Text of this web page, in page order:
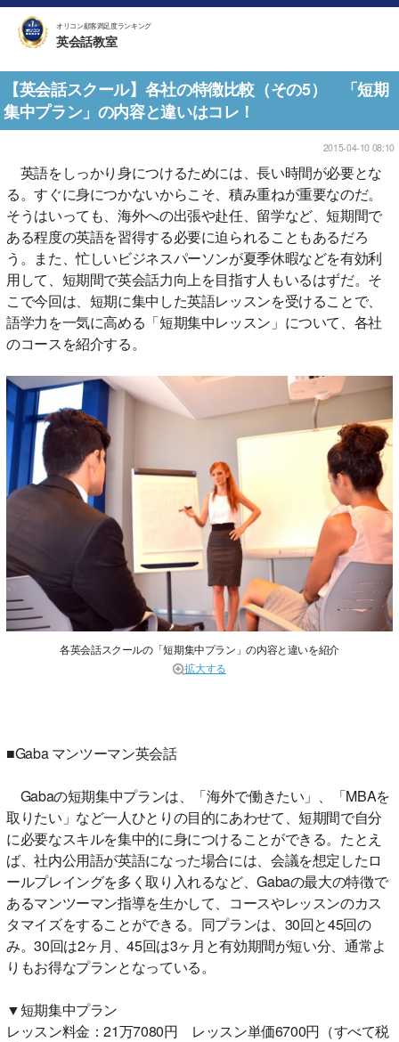
オリコン顧客満足度ランキング
英会話教室
【英会話スクール】各社の特徴比較（その5） 「短期
集中プラン」の内容と違いはコレ！
2015-04-10 08:10
英語をしっかり身につけるためには、長い時間が必要とな
る。すぐに身につかないからこそ、積み重ねが重要なのだ。
そうはいっても、海外への出張や赴任、留学など、短期間で
ある程度の英語を習得する必要に迫られることもあるだろ
う。また、忙しいビジネスパーソンが夏季休暇などを有効利
用して、短期間で英会話力向上を目指す人もいるはずだ。そ
こで今回は、短期に集中した英語レッスンを受けることで、
語学力を一気に高める「短期集中レッスン」について、各社
のコースを紹介する。
各英会話スクールの「短期集中プラン」の内容と違いを紹介
拡大する
■Gaba マンツーマン英会話
Gabaの短期集中プランは、「海外で働きたい」、「MBAを
取りたい」など一人ひとりの目的にあわせて、短期間で自分
に必要なスキルを集中的に身につけることができる。たとえ
ば、社内公用語が英語になった場合には、会議を想定したロ
ールプレイングを多く取り入れるなど、Gabaの最大の特徴で
あるマンツーマン指導を生かして、コースやレッスンのカス
タマイズをすることができる。同プランは、30回と45回の
み。30回は2ヶ月、45回は3ヶ月と有効期間が短い分、通常よ
りもお得なプランとなっている。
▼短期集中プラン
レッスン料金：21万7080円 レッスン単価6700円（すべて税